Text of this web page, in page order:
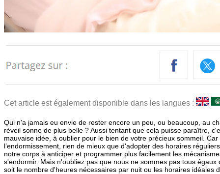
Cet article est également disponible dans les langues :
Qui n'a jamais eu envie de rester encore un peu, ou beaucoup, au
réveil sonne de plus belle ? Aussi tentant que cela puisse paraître,
mauvaise idée, à oublier pour le bien de votre précieux sommeil.
l’endormissement, rien de mieux que d'adopter des horaires
notre corps à anticiper et programmer plus facilement les
s'endormir. Mais n'oubliez pas que nous ne sommes pas tous égaux
soit le nombre d'heures nécessaires par nuit ou les horaires idéales